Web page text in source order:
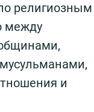
религиозным
между
и